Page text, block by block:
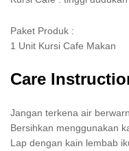
Paket Produk :
1 Unit Kursi Cafe Makan
Care
Jangan terkena air
Bersihkan menggunakan
Lap dengan kain lembab